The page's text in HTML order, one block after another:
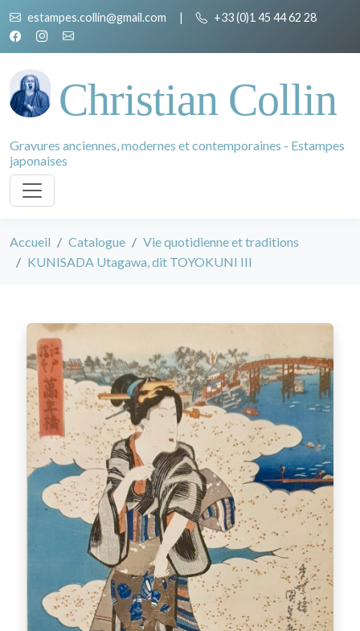
estampes.collin@gmail.com | +33 (0)1 45 44 62 28
Christian Collin
Gravures anciennes, modernes et contemporaines - Estampes
japonaises
Accueil Catalogue
Vie quotidienne et traditions
KUNISADA Utagawa, dit TOYOKUNI III